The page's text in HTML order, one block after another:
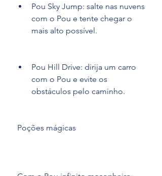
Pou Sky Jump: salte nas nuvens
com o Pou e tente chegar o
mais alto possível.
Pou Hill Drive: dirija um carro
com o Pou e evite os
obstáculos pelo caminho.
Poções mágicas